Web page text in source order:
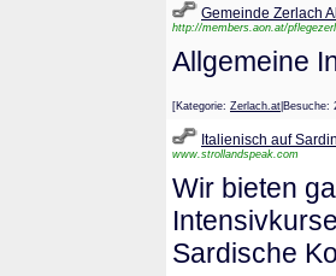
Gemeinde Zerlach
http://members.aon.at/
Allgemeine
[Kategorie: Zerlach.at
Italienisch auf
www.strollandspeak.com
Wir bieten
Sardische